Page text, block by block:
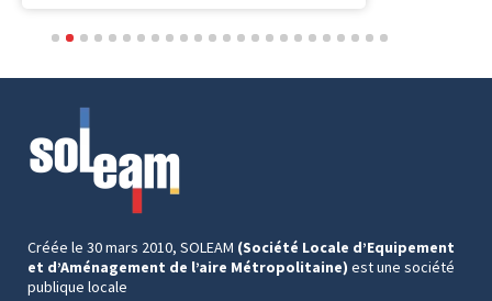
5 6 7 8 9 101112131415161718192021222324
Créée le 30 mars 2010, SOLEAM (Société Locale d’Equipement
et d’Aménagement de l’aire Métropolitaine) est une société
publique locale